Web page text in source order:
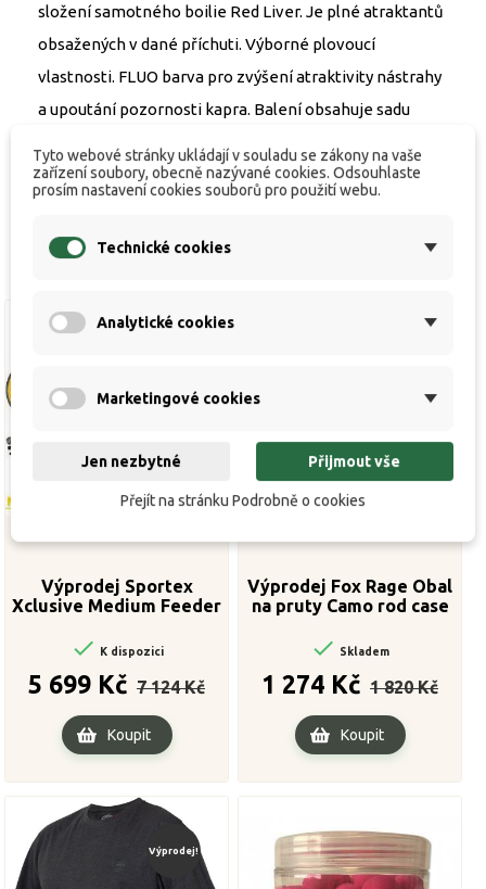
složení samotného boilie Red Liver. Je plné atraktantů
obsažených v dané příchuti. Výborné plovoucí
vlastnosti. FLUO barva pro zvýšení atraktivity nástrahy
a upoutání pozornosti kapra. Balení obsahuje sadu
Výprodej Sportex
Xclusive Medium Feeder
 K dispozici
5 699 Kč
cena
7 124 Kč
Koupit
Výprodej Fox Rage Obal
na pruty Camo rod case
 Skladem
1 274 Kč
cena
1 820 Kč
Koupit
Výprodej!
Tyto webové stránky ukládají v souladu se zákony na vaše
zařízení soubory, obecně nazývané cookies. Odsouhlaste
prosím nastavení cookies souborů pro použití webu.
Technické cookies
Analytické cookies
Marketingové cookies
Jen nezbytné Přijmout vše
Přejít na stránku Podrobně o cookies